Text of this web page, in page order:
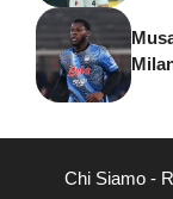
Chi Siamo-